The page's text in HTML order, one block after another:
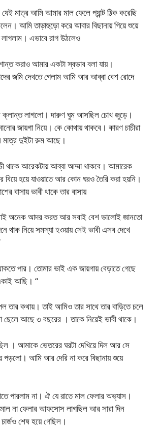
মাত্র আমি আমার মাল ফেলে প্যান্ট ঠিক করেছি
আমি তাড়াহুড়ো করে আবার বিছানায় গিয়ে শুয়ে
এভাবে রাগ উঠলেও
করাও আমার একটা স্বভাব বলা যায়।
জমি দেখতে গেলাম আমি আর আব্বা বেশ রোদে
ক্লান্ত লাগলো। দারুণ ঘুম আসছিল চোখ জুড়ে।
জায়গা নিয়ে। কে কোথায় থাকবে। কারণ চাচীরা
মাত্র দুইটা রুম আছে।
থাকে আরেকটায় আব্বা আম্মা থাকবে। আমারেক
বিয়ে হয়ে যাওয়াতে আর কোন ঘরও তৈরি করা হয়নি।
বাসায় ভাবী থাকে তার বাসায়
অনেক আদর করত আর সবাই বেশ ভালোই জানতো
থাক নিয়ে সমস্যা হওয়ায় সেই ভাবী এসব দেখে
পার। তোমার ভাই এক জায়গায় বেড়াতে গেছে
আছি। “
তার কথায়। তাই আমিও তার সাথে তার বাড়িতে চলে
ছেলে আছে ৩ বছরের । তাকে নিয়েই ভাবী থাকে।
। আমাকে ভেতরের ঘরটা দেখিয়ে দিল আর সে
পড়লো। আমি আর দেরি না করে বিছানায় শুয়ে
পারলাম না। ঐ যে রাতে মাল ফেলার অভ্যাস।
মাল না ফেলার আফসোস লাগছিল আর সারা দিন
শেষ হয়ে গেছিল।